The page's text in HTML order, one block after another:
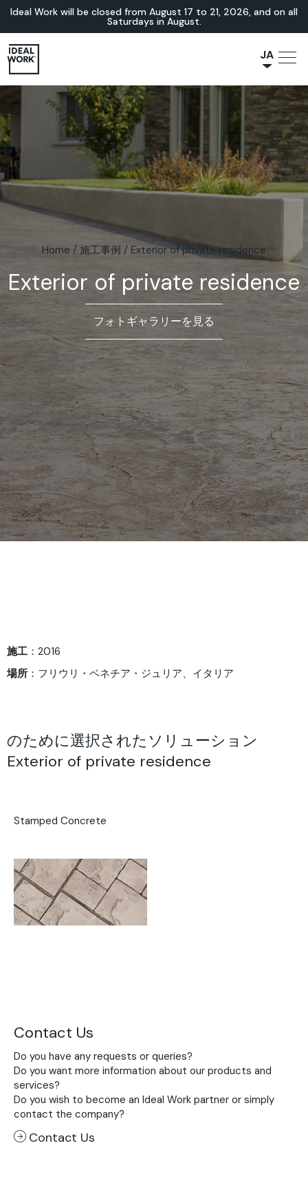
Ideal Work will be closed from August 17 to 21, 2026, and on all
Saturdays in August.
JA
IT
FR
ES
EN
DE
Home / 施工事例 / Exterior of private residence
Exterior of private residence
フォトギャラリーを見る
施工 ：2016
場所 ：フリウリ・ベネチア・ジュリア、イタリア
のために選択されたソリューション
Exterior of private residence
Stamped Concrete
Contact Us
Do you have any requests or queries?
Do you want more information about our products and
services?
Do you wish to become an Ideal Work partner or simply
contact the company?
Contact Us